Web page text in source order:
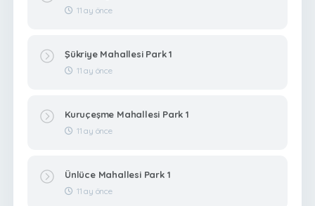
11 ay önce
Şükriye Mahallesi Park 1
11 ay önce
Kuruçeşme Mahallesi Park 1
11 ay önce
Ünlüce Mahallesi Park 1
11 ay önce